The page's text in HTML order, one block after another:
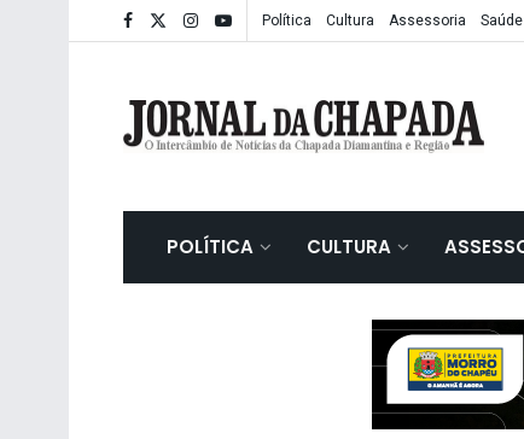
Política Cultura Assessoria Saúde
POLÍTICA CULTURA